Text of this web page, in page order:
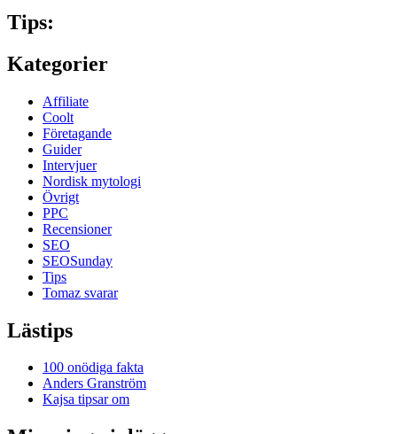
Tips:
Kategorier
Affiliate
Coolt
Företagande
Guider
Intervjuer
Nordisk mytologi
Övrigt
PPC
Recensioner
SEO
SEOSunday
Tips
Tomaz svarar
Lästips
100 onödiga fakta
Anders Granström
Kajsa tipsar om